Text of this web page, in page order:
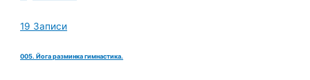
19 Записи
005. Йога разминка гимнастика.